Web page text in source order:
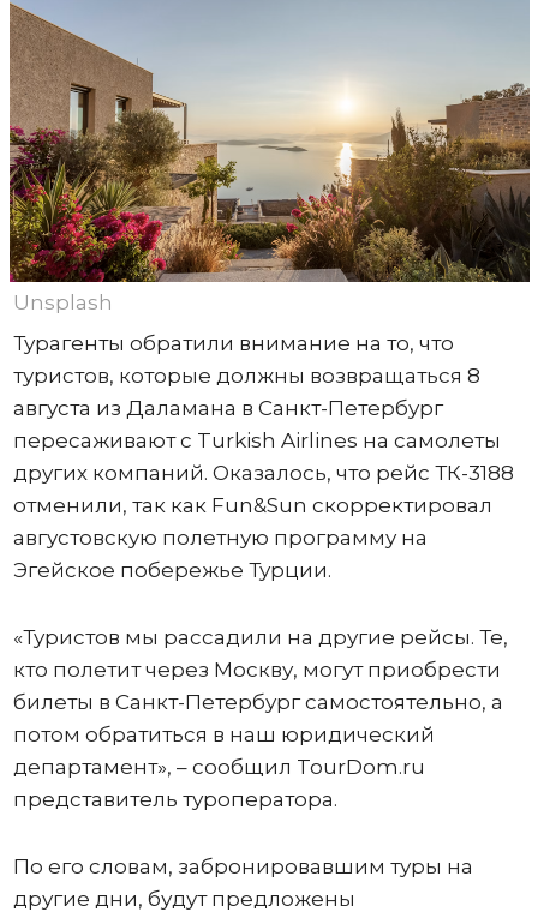
Unsplash
Турагенты обратили внимание на то, что
туристов, которые должны возвращаться 8
августа из Даламана в Санкт-Петербург
пересаживают с Turkish Airlines на самолеты
других компаний. Оказалось, что рейс ТК-3188
отменили, так как Fun&Sun скорректировал
августовскую полетную программу на
Эгейское побережье Турции.
«Туристов мы рассадили на другие рейсы. Те,
кто полетит через Москву, могут приобрести
билеты в Санкт-Петербург самостоятельно, а
потом обратиться в наш юридический
департамент», – сообщил TourDom.ru
представитель туроператора.
По его словам, забронировавшим туры на
другие дни, будут предложены